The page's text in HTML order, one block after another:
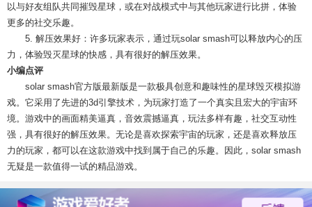
以与好友组队共同摧毁星球，或在对战模式中与其他玩家进行比拼，体验
更多的社交乐趣。
5. 解压效果好：许多玩家表示，通过玩solar smash可以释放内心的压
力，体验毁灭星球的快感，具有很好的解压效果。
小编点评
solar smash官方版最新版是一款极具创意和趣味性的星球毁灭模拟游
戏。它采用了先进的3d引擎技术，为玩家打造了一个真实且宏大的宇宙环
境。游戏中的画面精美逼真，音效震撼逼真，玩法多样有趣，社交互动性
强，具有很好的解压效果。无论是喜欢探索宇宙的玩家，还是喜欢释放压
力的玩家，都可以在这款游戏中找到属于自己的乐趣。因此，solar smash
无疑是一款值得一试的精品游戏。